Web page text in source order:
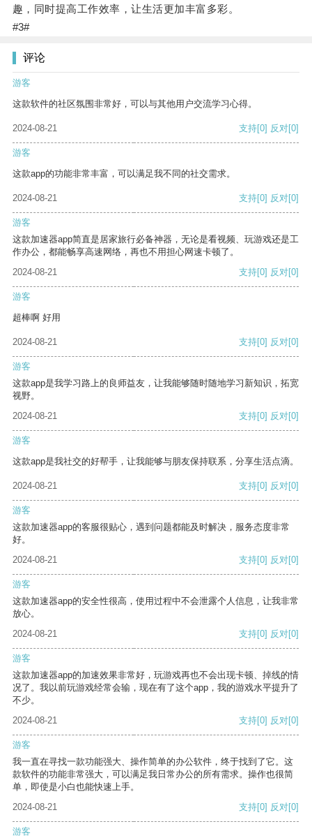
趣，同时提高工作效率，让生活更加丰富多彩。
#3#
评论
游客
这款软件的社区氛围非常好，可以与其他用户交流学习心得。
2024-08-21 支持[0] 反对[0]
游客
这款app的功能非常丰富，可以满足我不同的社交需求。
2024-08-21 支持[0] 反对[0]
游客
这款加速器app简直是居家旅行必备神器，无论是看视频、玩游戏还是工
作办公，都能畅享高速网络，再也不用担心网速卡顿了。
2024-08-21
支持[0] 反对[0]
游客
超棒啊 好用
2024-08-21 支持[0] 反对[0]
游客
这款app是我学习路上的良师益友，让我能够随时随地学习新知识，拓宽
视野。
2024-08-21
支持[0] 反对[0]
游客
这款app是我社交的好帮手，让我能够与朋友保持联系，分享生活点滴。
2024-08-21 支持[0] 反对[0]
游客
这款加速器app的客服很贴心，遇到问题都能及时解决，服务态度非常
好。
2024-08-21
支持[0] 反对[0]
游客
这款加速器app的安全性很高，使用过程中不会泄露个人信息，让我非常
放心。
2024-08-21
支持[0] 反对[0]
游客
这款加速器app的加速效果非常好，玩游戏再也不会出现卡顿、掉线的情
况了。我以前玩游戏经常会输，现在有了这个app，我的游戏水平提升了
不少。
2024-08-21
支持[0] 反对[0]
游客
我一直在寻找一款功能强大、操作简单的办公软件，终于找到了它。这
款软件的功能非常强大，可以满足我日常办公的所有需求。操作也很简
单，即使是小白也能快速上手。
2024-08-21
支持[0] 反对[0]
游客